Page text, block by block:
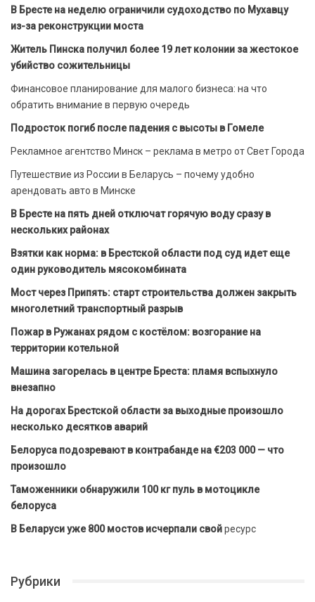
В Бресте на неделю ограничили судоходство по Мухавцу
из-за реконструкции моста
Житель Пинска получил более 19 лет колонии за жестокое
убийство сожительницы
Финансовое планирование для малого бизнеса: на что
обратить внимание в первую очередь
Подросток погиб после падения с высоты в Гомеле
Рекламное агентство Минск – реклама в метро от Свет Города
Путешествие из России в Беларусь – почему удобно
арендовать авто в Минске
В Бресте на пять дней отключат горячую воду сразу в
нескольких районах
Взятки как норма: в Брестской области под суд идет еще
один руководитель мясокомбината
Мост через Припять: старт строительства должен закрыть
многолетний транспортный разрыв
Пожар в Ружанах рядом с костёлом: возгорание на
территории котельной
Машина загорелась в центре Бреста: пламя вспыхнуло
внезапно
На дорогах Брестской области за выходные произошло
несколько десятков аварий
Белоруса подозревают в контрабанде на €203 000 — что
произошло
Таможенники обнаружили 100 кг пуль в мотоцикле
белоруса
В Беларуси уже 800 мостов исчерпали свойресурс
Рубрики